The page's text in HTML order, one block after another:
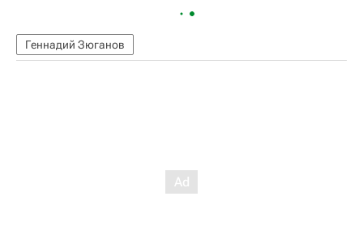
Геннадий Зюганов